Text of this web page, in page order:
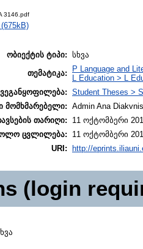
3146.pdf
ობიექტის ტიპი: სხვა
თემატიკა:
P Language and
L Education > L
Student Theses >
მომხმარებელი: Admin Ana
თარიღი:
11 ოქტომბერი
ცვლილება:
11 ოქტომბერი
URI:
http://
(login